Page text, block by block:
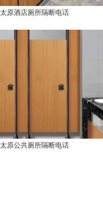
太原酒店厕所隔断电话
太原公共厕所隔断电话